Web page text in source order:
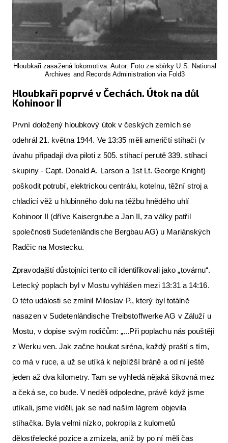
Hloubkaři zasažená lokomotiva. Autor: Foto ze sbírky U.S. National
Archives and Records Administration via Fold3
Hloubkaři poprvé v Čechách. Útok na důl
Kohinoor II
První doložený hloubkový útok v českých zemích se
odehrál 21. května 1944. Ve 13:35 měli američtí stíhači (v
úvahu připadají dva piloti z 505. stíhací perutě 339. stíhací
skupiny - Capt. Donald A. Larson a 1st Lt. George Knight)
poškodit potrubí, elektrickou centrálu, kotelnu, těžní stroj a
chladicí věž u hlubinného dolu na těžbu hnědého uhlí
Kohinoor II (dříve Kaisergrube a Jan II, za války patřil
společnosti Sudetenländische Bergbau AG) u Mariánských
Radčic na Mostecku.
Zpravodajští důstojníci tento cíl identifikovali jako „továrnu“.
Letecký poplach byl v Mostu vyhlášen mezi 13:31 a 14:16.
O této události se zmínil Miloslav P., který byl totálně
nasazen v Sudetenländische Treibstoffwerke AG v Záluží u
Mostu, v dopise svým rodičům: „...Při poplachu nás pouštějí
z Werku ven. Jak začne houkat siréna, každý praští s tím,
co má v ruce, a už se utíká k nejbližší bráně a od ní ještě
jeden až dva kilometry. Tam se vyhledá nějaká šikovná mez
a čeká se, co bude. V neděli odpoledne, právě když jsme
utíkali, jsme viděli, jak se nad naším lágrem objevila
stíhačka. Byla velmi nízko, pokropila z kulometů
dělostřelecké pozice a zmizela, aniž by po ní měli čas